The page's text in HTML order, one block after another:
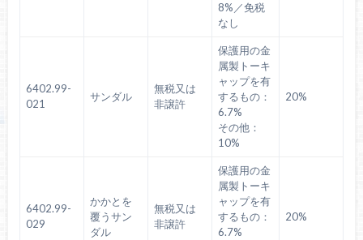
8%／免税
なし
6402.99-
021
サンダル
無税又は
非譲許
保護用の金
属製トーキ
ャップを有
するもの：
6.7%
その他：
10%
20%
6402.99-
029
かかとを
覆うサン
ダル
無税又は
非譲許
保護用の金
属製トーキ
ャップを有
するもの：
6.7%
20%